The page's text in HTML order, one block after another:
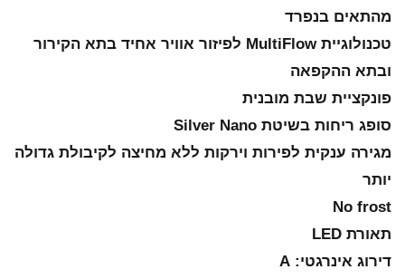
מהתאים בנפרד
טכנולוגיית MultiFlow לפיזור אוויר אחיד בתא הקירור
ובתא ההקפאה
פונקציית שבת מובנית
סופג ריחות בשיטת Silver Nano
מגירה ענקית לפירות וירקות ללא מחיצה לקיבולת גדולה
יותר
No frost
תאורת LED
דירוג אינרגטי: A